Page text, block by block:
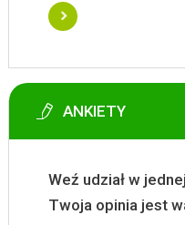
ANKIETY
Weź udział w
Twoja opinia jest